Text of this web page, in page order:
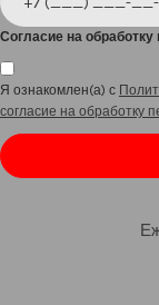
Согласие на
Я ознакомлен(а) с
согласие на обработку